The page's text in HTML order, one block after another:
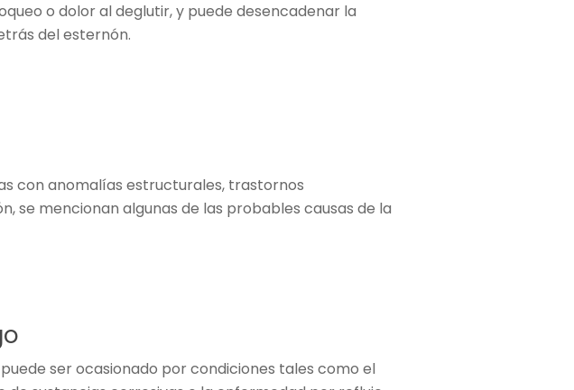
o dolor al deglutir, y puede desencadenar la
del esternón.
con anomalías estructurales, trastornos
se mencionan algunas de las probables causas de la
ser ocasionado por condiciones tales como el